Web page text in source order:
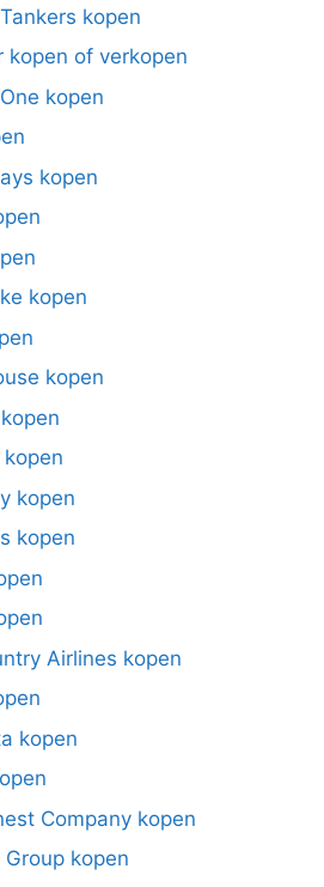
kopen
kopen of verkopen
kopen
kopen
kopen
kopen
kopen
kopen
Airlines kopen
kopen
Company kopen
kopen